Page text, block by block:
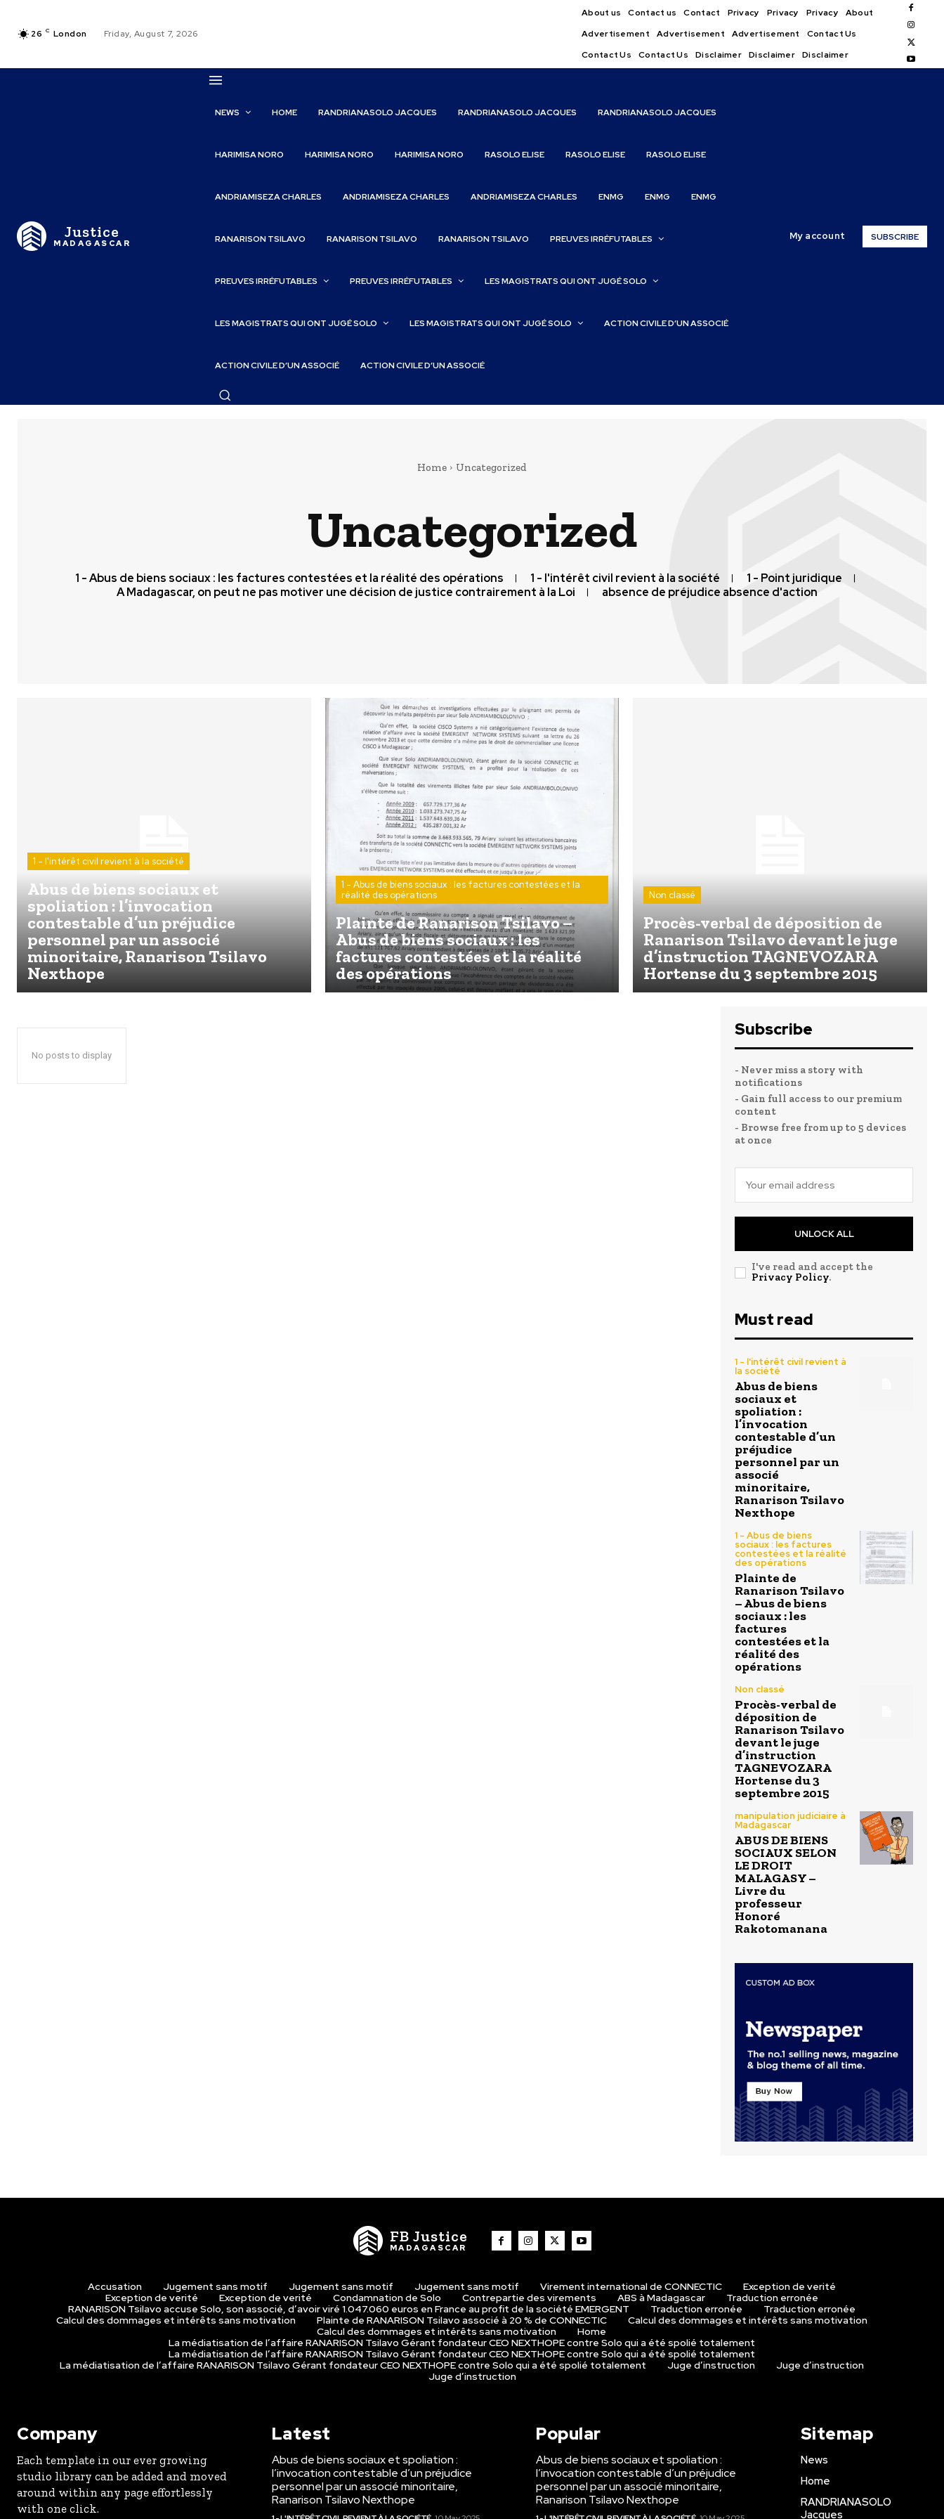
26 C London Friday, August 7, 2026
About us Contact us Contact Privacy Privacy Privacy
About
Advertisement
Advertisement Advertisement
Contact Us
Contact Us
Contact Us Disclaimer Disclaimer Disclaimer
Justice
MADAGASCAR
NEWS HOME RANDRIANASOLO JACQUES RANDRIANASOLO JACQUES RANDRIANASOLO JACQUES
HARIMISA NORO HARIMISA NORO HARIMISA NORO RASOLO ELISE RASOLO ELISE RASOLO ELISE
ANDRIAMISEZA CHARLES ANDRIAMISEZA CHARLES ANDRIAMISEZA CHARLES ENMG ENMG ENMG
RANARISON TSILAVO RANARISON TSILAVO RANARISON TSILAVO PREUVES IRRÉFUTABLES
PREUVES IRRÉFUTABLES PREUVES IRRÉFUTABLES LES MAGISTRATS QUI ONT JUGÉ SOLO
LES MAGISTRATS QUI ONT JUGÉ SOLO LES MAGISTRATS QUI ONT JUGÉ SOLO ACTION CIVILE D’UN ASSOCIÉ
ACTION CIVILE D’UN ASSOCIÉ ACTION CIVILE D’UN ASSOCIÉ
My account SUBSCRIBE
Home Uncategorized
Uncategorized
1 - Abus de biens sociaux : les factures contestées et la réalité des opérations 1 - l'intérêt civil revient à la société
1 - Point juridique
A Madagascar, on peut ne pas motiver une décision de justice contrairement à la Loi
absence de préjudice absence d'action
1 - l'intérêt civil revient à la société
Abus de biens sociaux et
spoliation : l’invocation
contestable d’un préjudice
personnel par un associé
minoritaire, Ranarison Tsilavo
Nexthope
1 - Abus de biens sociaux : les factures contestées et la
réalité des opérations
Plainte de Ranarison Tsilavo –
Abus de biens sociaux : les
factures contestées et la réalité
des opérations
Non classé
Procès-verbal de déposition de
Ranarison Tsilavo devant le juge
d’instruction TAGNEVOZARA
Hortense du 3 septembre 2015
No posts to display
Subscribe
- Never miss a story with
notifications
- Gain full access to our premium
content
- Browse free from up to 5 devices
at once
UNLOCK ALL
I've read and accept the
Privacy Policy.
Must read
1 - l'intérêt civil revient à
la société
Abus de biens
sociaux et
spoliation :
l’invocation
contestable d’un
préjudice
personnel par un
associé
minoritaire,
Ranarison Tsilavo
Nexthope
1 - Abus de biens
sociaux : les factures
contestées et la réalité
des opérations
Plainte de
Ranarison Tsilavo
– Abus de biens
sociaux : les
factures
contestées et la
réalité des
opérations
Non classé
Procès-verbal de
déposition de
Ranarison Tsilavo
devant le juge
d’instruction
TAGNEVOZARA
Hortense du 3
septembre 2015
manipulation judiciaire à
Madagascar
ABUS DE BIENS
SOCIAUX SELON
LE DROIT
MALAGASY –
Livre du
professeur
Honoré
Rakotomanana
FB Justice
MADAGASCAR
Accusation Jugement sans motif Jugement sans motif Jugement sans motif Virement international de CONNECTIC
Exception de verité
Exception de verité
Exception de verité Condamnation de Solo Contrepartie des virements ABS à Madagascar
Traduction erronée
RANARISON Tsilavo accuse Solo, son associé, d’avoir viré 1.047.060 euros en France au profit de la société EMERGENT
Traduction erronée
Traduction erronée
Calcul des dommages et intérêts sans motivation
Plainte de RANARISON Tsilavo associé à 20 % de CONNECTIC
Calcul des dommages et intérêts sans motivation
Calcul des dommages et intérêts sans motivation
Home
La médiatisation de l’affaire RANARISON Tsilavo Gérant fondateur CEO NEXTHOPE contre Solo qui a été spolié totalement
La médiatisation de l’affaire RANARISON Tsilavo Gérant fondateur CEO NEXTHOPE contre Solo qui a été spolié totalement
La médiatisation de l’affaire RANARISON Tsilavo Gérant fondateur CEO NEXTHOPE contre Solo qui a été spolié totalement
Juge d’instruction
Juge d’instruction
Juge d’instruction
Company
Each template in our ever growing
studio library can be added and moved
around within any page effortlessly
with one click.
Latest
Abus de biens sociaux et spoliation :
l’invocation contestable d’un préjudice
personnel par un associé minoritaire,
Ranarison Tsilavo Nexthope
Popular
Abus de biens sociaux et spoliation :
l’invocation contestable d’un préjudice
personnel par un associé minoritaire,
Ranarison Tsilavo Nexthope
Sitemap
News
Home
RANDRIANASOLO
Jacques